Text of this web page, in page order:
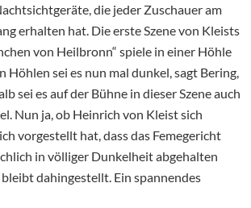
die jeder Zuschauer am
erhalten hat. Die erste Szene von Kleists
von Heilbronn“ spiele in einer Höhle
Höhlen sei es nun mal dunkel, sagt Bering,
sei es auf der Bühne in dieser Szene auch
Nun ja, ob Heinrich von Kleist sich
vorgestellt hat, dass das Femegericht
in völliger Dunkelheit abgehalten
dahingestellt. Ein spannendes